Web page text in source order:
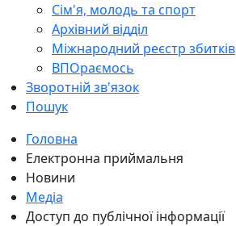
Сім'я, молодь та спорт
Архівний відділ
Міжнародний реєстр збитків
ВПОраємось
Зворотній зв'язок
Пошук
Головна
Електронна приймальня
Новини
Медіа
Доступ до публічної інформації